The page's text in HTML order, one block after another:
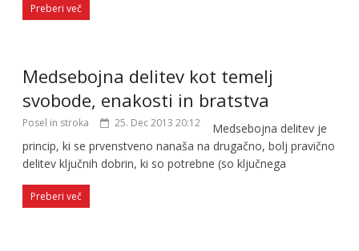
Preberi več
Medsebojna delitev kot temelj
svobode, enakosti in bratstva
Posel in stroka 25. Dec 2013 20:12
Medsebojna delitev je
princip, ki se prvenstveno nanaša na drugačno, bolj pravično
delitev ključnih dobrin, ki so potrebne (so ključnega
Preberi več